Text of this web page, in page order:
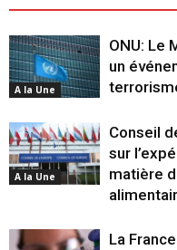
A la Une
ONU: Le
un
A la Une
Conseil
sur
matière
La